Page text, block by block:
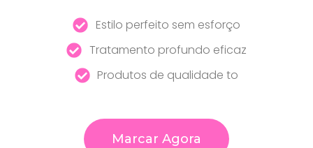
Estilo perfeito sem esforço
Tratamento profundo eficaz
Produtos de qualidade to
Marcar Agora